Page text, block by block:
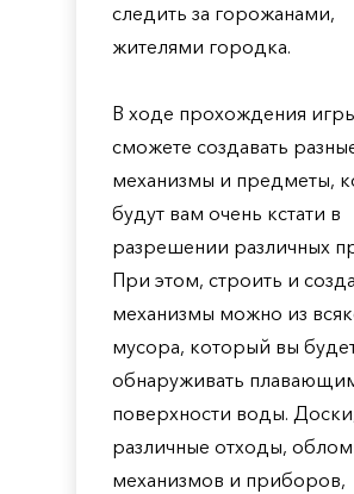
следить за горожанами,
жителями городка.
В ходе прохождения
сможете создавать
механизмы и предметы,
будут вам очень кстати в
разрешении различных
При этом, строить и
механизмы можно из
мусора, который вы
обнаруживать
поверхности воды.
различные отходы,
механизмов и приборов,